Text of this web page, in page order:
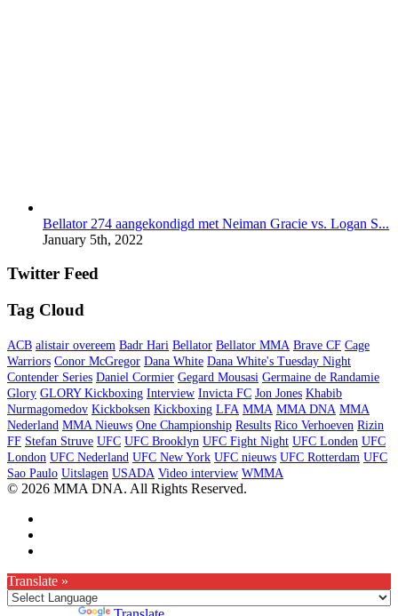
Bellator 274 aangekondigd met Neiman Gracie vs. Logan S...
January 5th, 2022
Twitter Feed
Tag Cloud
ACB alistair overeem Badr Hari Bellator Bellator MMA Brave CF Cage
Warriors Conor McGregor Dana White Dana White's Tuesday Night
Contender Series Daniel Cormier Gegard Mousasi Germaine de Randamie
Glory GLORY Kickboxing Interview Invicta FC Jon Jones Khabib
Nurmagomedov Kickboksen Kickboxing LFA MMA MMA DNA MMA
Nederland MMA Nieuws One Championship Results Rico Verhoeven Rizin
FF Stefan Struve UFC UFC Brooklyn UFC Fight Night UFC Londen UFC
London UFC Nederland UFC New York UFC nieuws UFC Rotterdam UFC
Sao Paulo Uitslagen USADA Video interview WMMA
© 2026 MMA DNA. All Rights Reserved.
Translate »